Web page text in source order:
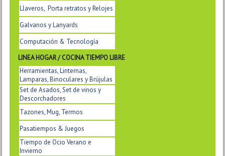
Llaveros, Porta retratos y Relojes
Galvanos y Lanyards
Computación & Tecnología
LINEA HOGAR / COCINA TIEMPO LIBRE
Herramientas, Linternas,
Lamparas, Binoculares y Brújulas
Set de Asados, Set de vinos y
Descorchadores
Tazones, Mug, Termos
Pasatiempos & Juegos
Tiempo de Ocio Verano e
Invierno